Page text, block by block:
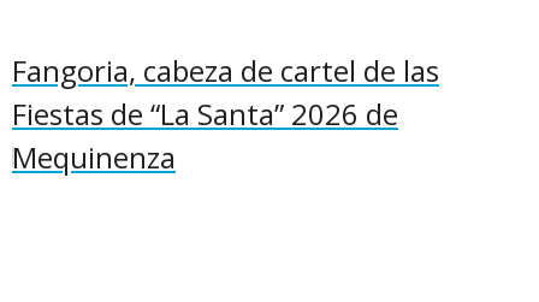
Fangoria, cabeza de cartel de las
Fiestas de “La Santa” 2026 de
Mequinenza